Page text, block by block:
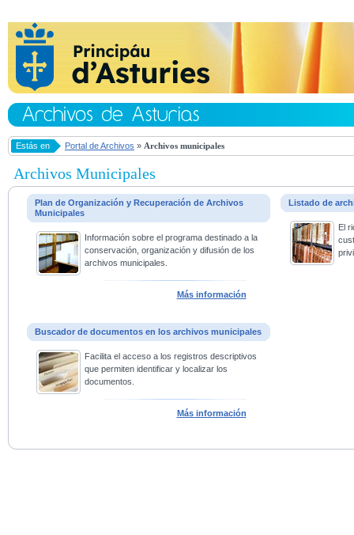
Estás en Portal de Archivos » Archivos municipales
Archivos Municipales
Plan de Organización y Recuperación de Archivos
Municipales
Información sobre el programa destinado a la
conservación, organización y difusión de los
archivos municipales.
Más información
Listado de
El
Buscador de documentos en los archivos municipales
Facilita el acceso a los registros descriptivos
que permiten identificar y localizar los
documentos.
Más información